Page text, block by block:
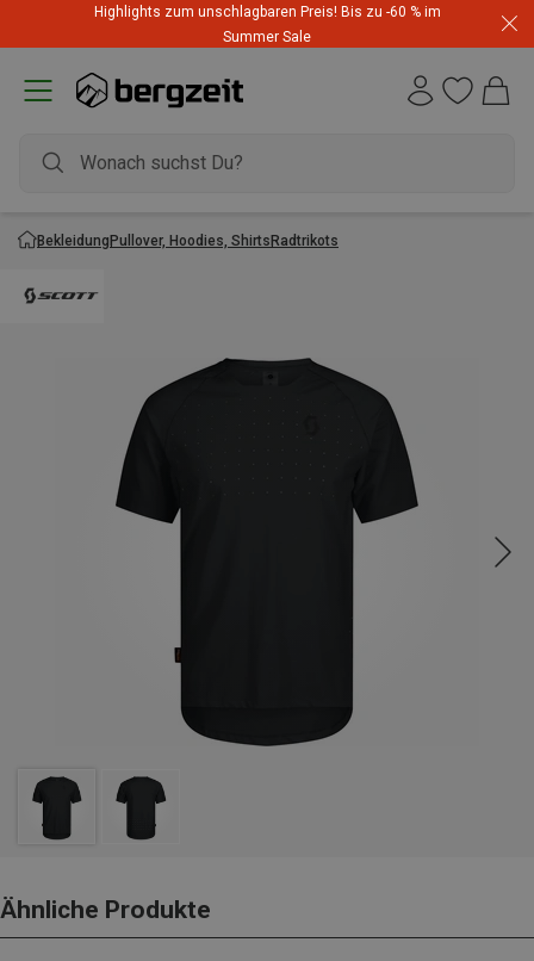
Highlights zum unschlagbaren Preis! Bis zu -60 % im
Summer Sale
BekleidungPullover, Hoodies, ShirtsRadtrikots
Ähnliche Produkte